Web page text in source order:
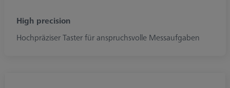
High precision
Hochpräziser Taster für anspruchsvolle Messaufgaben